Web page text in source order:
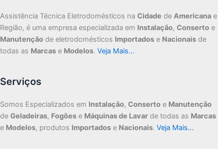
Assistência Técnica Eletrodomésticos na Cidade de Americana e
Região, é uma empresa especializada em Instalação, Conserto e
Manutenção de eletrodomésticos Importados e Nacionais de
todas as Marcas e Modelos. Veja Mais…
Serviços
Somos Especializados em Instalação, Conserto e Manutenção
de Geladeiras, Fogões e Máquinas de Lavar de todas as Marcas
e Modelos, produtos Importados e Nacionais. Veja Mais…